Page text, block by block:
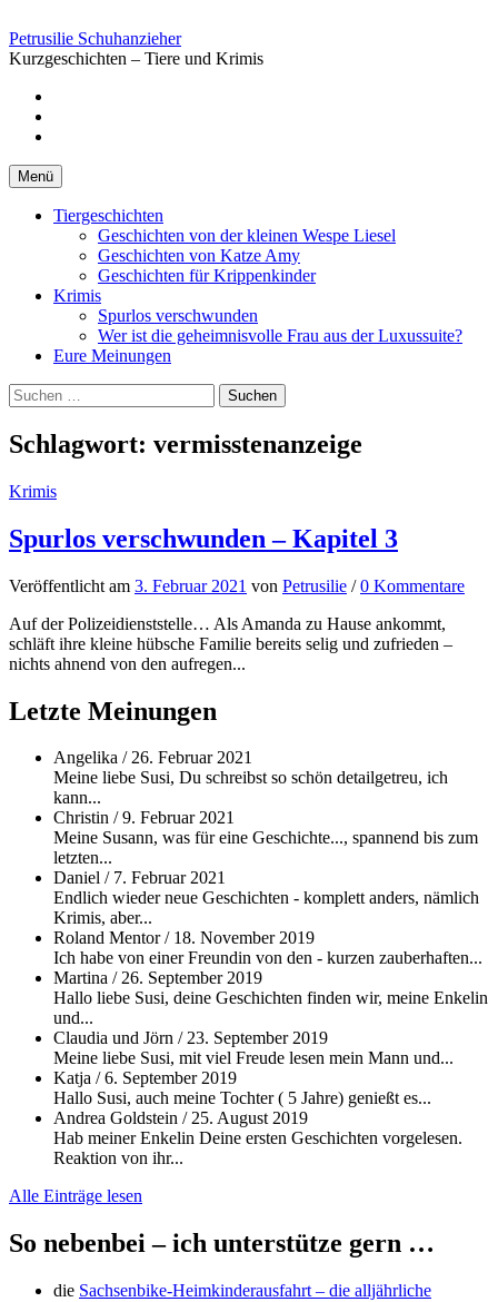
zum
Inhalt
Petrusilie Schuhanzieher
Kurzgeschichten – Tiere und Krimis
Menü
Tiergeschichten
Geschichten von der kleinen Wespe Liesel
Geschichten von Katze Amy
Geschichten für Krippenkinder
Krimis
Spurlos verschwunden
Wer ist die geheimnisvolle Frau aus der Luxussuite?
Eure Meinungen
Suchen
nach:
Schlagwort: vermisstenanzeige
Krimis
Spurlos verschwunden – Kapitel 3
Veröffentlicht am 3. Februar 2021 von Petrusilie /0 Kommentare
Auf der Polizeidienststelle… Als Amanda zu Hause ankommt,
schläft ihre kleine hübsche Familie bereits selig und zufrieden –
nichts ahnend von den aufregen...
Letzte Meinungen
Angelika /26. Februar 2021
Meine liebe Susi, Du schreibst so schön detailgetreu, ich
kann...
Christin /9. Februar 2021
Meine Susann, was für eine Geschichte..., spannend bis zum
letzten...
Daniel / 7. Februar 2021
Endlich wieder neue Geschichten - komplett anders, nämlich
Krimis, aber...
Roland Mentor/ 18. November 2019
Ich habe von einer Freundin von den - kurzen zauberhaften...
Martina /26. September 2019
Hallo liebe Susi, deine Geschichten finden wir, meine Enkelin
und...
Claudia und Jörn /23. September 2019
Meine liebe Susi, mit viel Freude lesen mein Mann und...
Katja /6. September 2019
Hallo Susi, auch meine Tochter ( 5 Jahre) genießt es...
Andrea Goldstein /25. August 2019
Hab meiner Enkelin Deine ersten Geschichten vorgelesen.
Reaktion von ihr...
Alle Einträge lesen
So nebenbei – ich unterstütze gern …
die Sachsenbike-Heimkinderausfahrt – die alljährliche